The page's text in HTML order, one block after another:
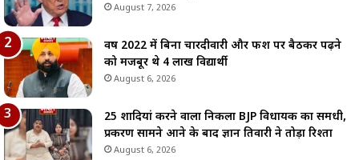
August 7, 2026
वर्ष 2022 में बिना चारदीवारी और फर्श पर बैठकर पढ़ने
को मजबूर थे 4 लाख विद्यार्थी
August 6, 2026
25 शादियां करने वाला निकला BJP विधायक का समधी,
प्रकरण सामने आने के बाद ज्ञान तिवारी ने तोड़ा रिश्ता
August 6, 2026